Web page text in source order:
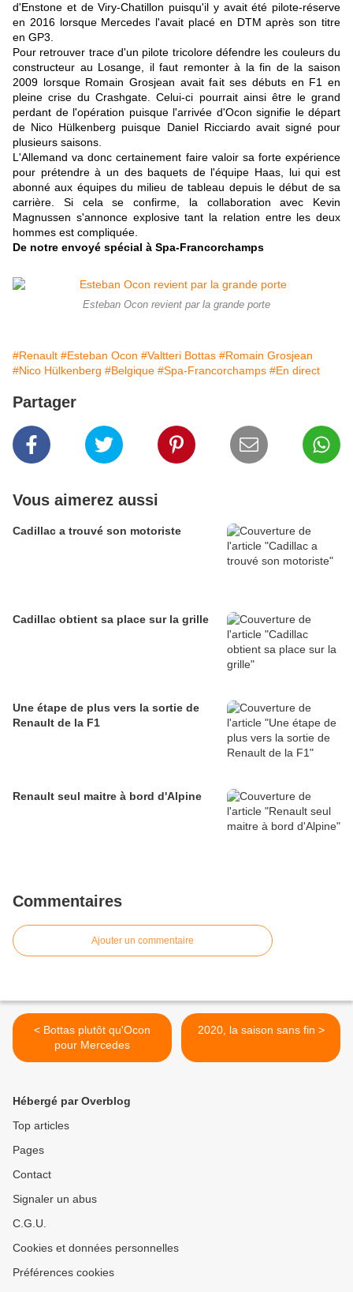
d'Enstone et de Viry-Chatillon puisqu'il y avait été pilote-réserve
en 2016 lorsque Mercedes l'avait placé en DTM après son titre
en GP3.
Pour retrouver trace d'un pilote tricolore défendre les couleurs du
constructeur au Losange, il faut remonter à la fin de la saison
2009 lorsque Romain Grosjean avait fait ses débuts en F1 en
pleine crise du Crashgate. Celui-ci pourrait ainsi être le grand
perdant de l'opération puisque l'arrivée d'Ocon signifie le départ
de Nico Hülkenberg puisque Daniel Ricciardo avait signé pour
plusieurs saisons.
L'Allemand va donc certainement faire valoir sa forte expérience
pour prétendre à un des baquets de l'équipe Haas, lui qui est
abonné aux équipes du milieu de tableau depuis le début de sa
carrière. Si cela se confirme, la collaboration avec Kevin
Magnussen s'annonce explosive tant la relation entre les deux
hommes est compliquée.
De notre envoyé spécial à Spa-Francorchamps
Esteban Ocon revient par la grande porte
#Renault #Esteban Ocon #Valtteri Bottas #Romain Grosjean
#Nico Hülkenberg #Belgique #Spa-Francorchamps #En direct
Partager
Vous aimerez aussi
Cadillac a trouvé son motoriste
Cadillac obtient sa place sur la grille
Une étape de plus vers la sortie de
Renault de la F1
Renault seul maitre à bord d'Alpine
Commentaires
Ajouter un commentaire
< Bottas plutôt qu'Ocon
pour Mercedes
2020, la saison sans fin >
Hébergé par Overblog
Top articles
Pages
Contact
Signaler un abus
C.G.U.
Cookies et données personnelles
Préférences cookies